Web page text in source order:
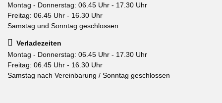
Montag - Donnerstag: 06.45 Uhr - 17.30 Uhr
Freitag: 06.45 Uhr - 16.30 Uhr
Samstag und Sonntag geschlossen
Verladezeiten
Montag - Donnerstag: 06.45 Uhr - 17.30 Uhr
Freitag: 06.45 Uhr - 16.30 Uhr
Samstag nach Vereinbarung / Sonntag geschlossen